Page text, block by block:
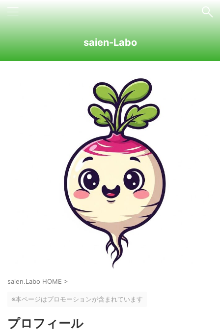
saien-Labo
saien.Labo HOME >
※本ページはプロモーションが含まれています
プロフィール